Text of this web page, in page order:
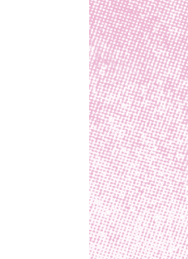
사랑을 준다는 건
부끄러운 일
좋은 관계는
잘해줄수룩
오래 함께 하고 싶
기대
미워하다 보면
사랑이 끝나면
3부 내가 좋아하